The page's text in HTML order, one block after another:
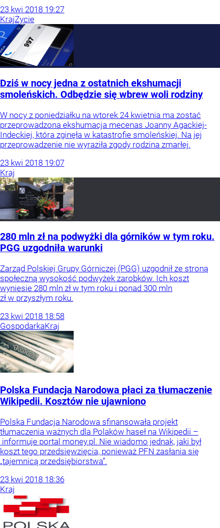
23 kwi 2018 19:27
KrajŻycie
Dziś w nocy jedna z ostatnich ekshumacji
smoleńskich. Odbędzie się wbrew woli rodziny
W nocy z poniedziałku na wtorek 24 kwietnia ma zostać
przeprowadzona ekshumacja mecenas Joanny Agackiej-
Indeckiej, która zginęła w katastrofie smoleńskiej. Na jej
przeprowadzenie nie wyraziła zgody rodzina zmarłej.
23 kwi 2018 19:07
Kraj
280 mln zł na podwyżki dla górników w tym roku.
PGG uzgodniła warunki
Zarząd Polskiej Grupy Górniczej (PGG) uzgodnił ze stroną
społeczną wysokość podwyżek zarobków. Ich koszt
wyniesie 280 mln zł w tym roku i ponad 300 mln
zł w przyszłym roku.
23 kwi 2018 18:58
GospodarkaKraj
Polska Fundacja Narodowa płaci za tłumaczenie
Wikipedii. Kosztów nie ujawniono
Polska Fundacja Narodowa sfinansowała projekt
tłumaczenia ważnych dla Polaków haseł na Wikipedii –
informuje portal money.pl. Nie wiadomo jednak, jaki był
koszt tego przedsięwzięcia, ponieważ PFN zasłania się
„tajemnicą przedsiębiorstwa”.
23 kwi 2018 18:36
Kraj